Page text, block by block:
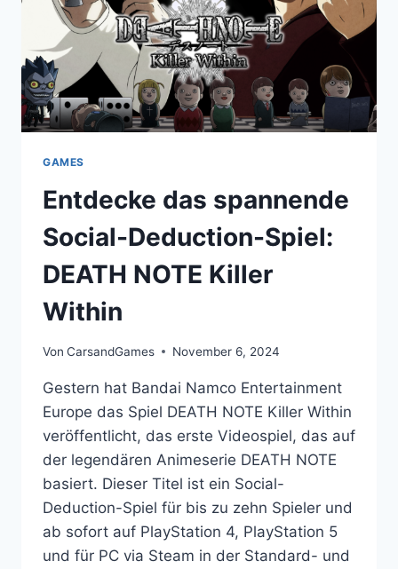
DER
MARKE
VOR
GAMES
Entdecke das spannende
Social-Deduction-Spiel:
DEATH NOTE Killer
Within
Von CarsandGames November 6, 2024
Gestern hat Bandai Namco Entertainment
Europe das Spiel DEATH NOTE Killer Within
veröffentlicht, das erste Videospiel, das auf
der legendären Animeserie DEATH NOTE
basiert. Dieser Titel ist ein Social-
Deduction-Spiel für bis zu zehn Spieler und
ab sofort auf PlayStation 4, PlayStation 5
und für PC via Steam in der Standard- und